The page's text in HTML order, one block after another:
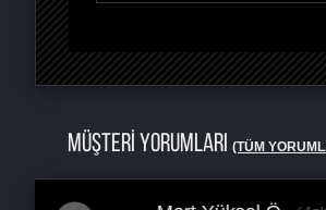
MÜŞTERİ YORUMLARI (TÜM